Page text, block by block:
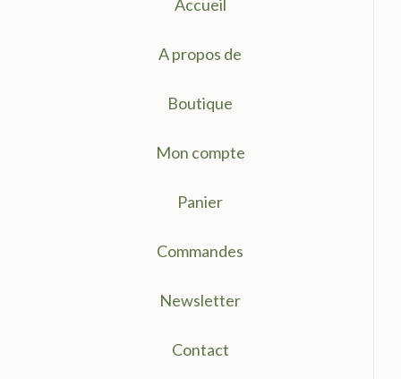
Accueil
A propos de
Boutique
Mon compte
Panier
Commandes
Newsletter
Contact